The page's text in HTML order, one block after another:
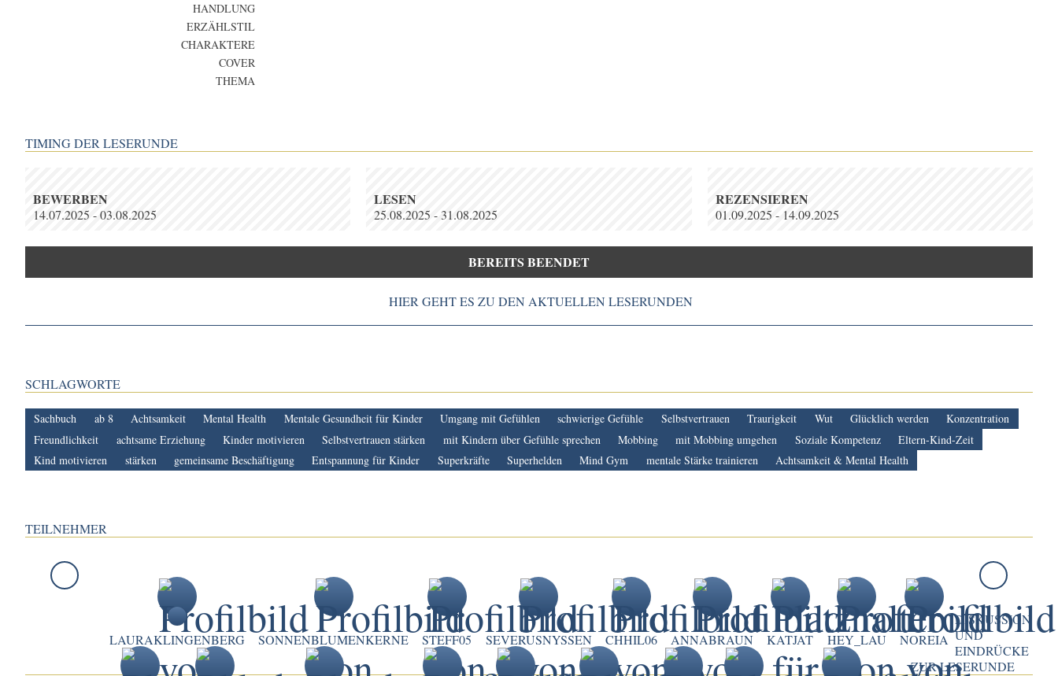
HANDLUNG
ERZÄHLSTIL
CHARAKTERE
COVER
THEMA
TIMING DER LESERUNDE
BEWERBEN
14.07.2025 - 03.08.2025
LESEN
25.08.2025 - 31.08.2025
REZENSIEREN
01.09.2025 - 14.09.2025
BEREITS BEENDET
HIER GEHT ES ZU DEN AKTUELLEN LESERUNDEN
SCHLAGWORTE
Sachbuch ab 8 Achtsamkeit Mental Health Mentale Gesundheit für Kinder Umgang mit Gefühlen schwierige Gefühle Selbstvertrauen Traurigkeit Wut Glücklich werden
Konzentration
Freundlichkeit
achtsame Erziehung Kinder motivieren Selbstvertrauen stärken mit Kindern über Gefühle sprechen Mobbing mit Mobbing umgehen Soziale Kompetenz
Eltern-Kind-Zeit
Kind motivieren
stärken gemeinsame Beschäftigung Entspannung für Kinder Superkräfte Superhelden Mind Gym mentale Stärke trainieren Achtsamkeit & Mental Health
TEILNEHMER
LAURAKLINGENBERG SONNENBLUMENKERNE STEFF05 SEVERUSNYSSEN CHHIL06 ANNABRAUN KATJAT HEY_LAU NOREIA
DISKUSSION
UND
EINDRÜCKE
ZUR LESERUNDE